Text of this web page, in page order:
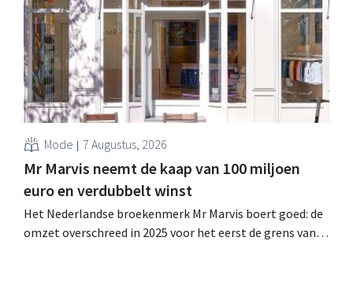
verhoogt het bedrijf ook zijn vooruitzichten voor het
volledige boekjaar.
Mode 7 Augustus, 2026
Mr Marvis neemt de kaap van 100 miljoen
euro en verdubbelt winst
Het Nederlandse broekenmerk Mr Marvis boert goed: de
omzet overschreed in 2025 voor het eerst de grens van